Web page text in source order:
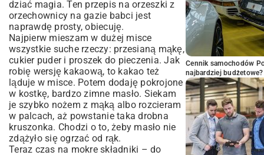
dziać magia. Ten przepis na orzeszki z
orzechownicy na gazie babci jest
naprawdę prosty, obiecuję.
Najpierw mieszam w dużej misce
wszystkie suche rzeczy: przesianą mąkę,
cukier puder i proszek do pieczenia. Jak
robię wersję kakaową, to kakao też
ląduje w misce. Potem dodaję pokrojone
w kostkę, bardzo zimne masło. Siekam
je szybko nożem z mąką albo rozcieram
w palcach, aż powstanie taka drobna
kruszonka. Chodzi o to, żeby masło nie
zdążyło się ogrzać od rąk.
Teraz czas na mokre składniki – do
Cennik samochodów
najbardziej budżetowe?